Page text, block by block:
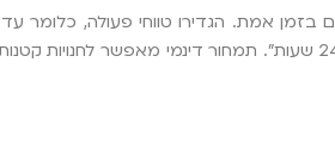
אמת. הגדירו טווחי פעולה, כלומר
שלבו עם שיווק חכם – למשל, הציגו ללקוח באתר "מחיר חגיגי ל-24